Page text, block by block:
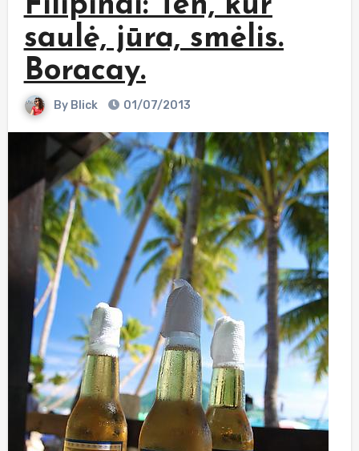
saulė, jūra, smėlis.
Boracay.
By Blick 01/07/2013